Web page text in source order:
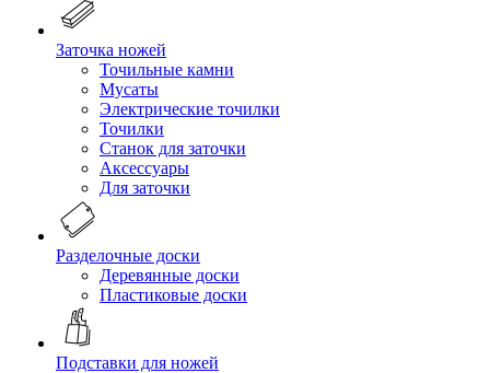
Заточка ножей
Точильные камни
Мусаты
Электрические точилки
Точилки
Станок для заточки
Аксессуары
Для заточки
Разделочные доски
Деревянные доски
Пластиковые доски
Подставки для ножей